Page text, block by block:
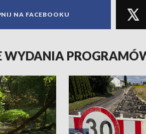
NA FACEBOOKU
WYDANIA